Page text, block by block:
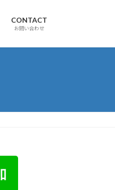
CONTACT
お問い合わせ